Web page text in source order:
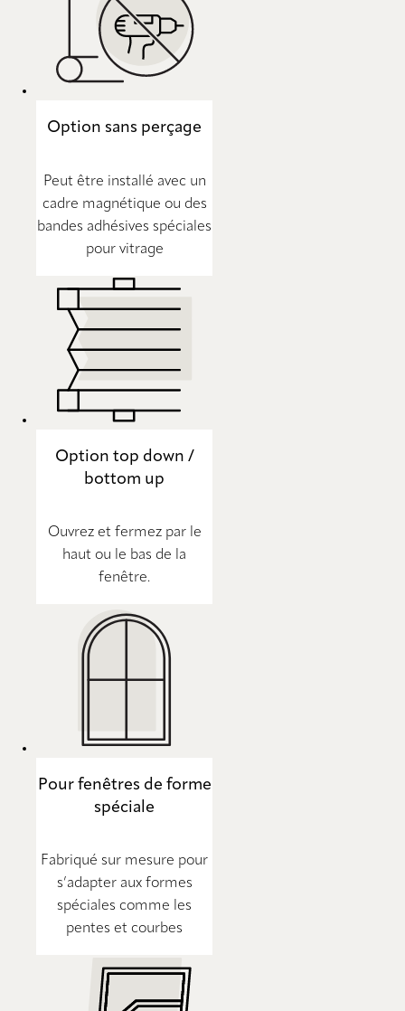
Option sans perçage
Peut être installé avec un
cadre magnétique ou des
bandes adhésives spéciales
pour vitrage
Option top down /
bottom up
Ouvrez et fermez par le
haut ou le bas de la
fenêtre.
Pour fenêtres de forme
spéciale
Fabriqué sur mesure pour
s’adapter aux formes
spéciales comme les
pentes et courbes